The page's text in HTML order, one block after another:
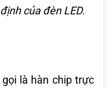
của đèn LED.
gọi là hàn chip trực